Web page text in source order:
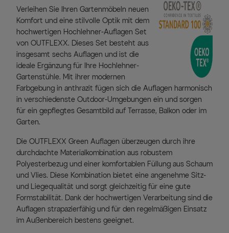
Verleihen Sie Ihren Gartenmöbeln neuen
Komfort und eine stilvolle Optik mit dem
hochwertigen Hochlehner-Auflagen Set
von OUTFLEXX. Dieses Set besteht aus
insgesamt sechs Auflagen und ist die
ideale Ergänzung für Ihre Hochlehner-
Gartenstühle. Mit ihrer modernen
Farbgebung in anthrazit fügen sich die Auflagen harmonisch
in verschiedenste Outdoor-Umgebungen ein und sorgen
für ein gepflegtes Gesamtbild auf Terrasse, Balkon oder im
Garten.
Die OUTFLEXX Green Auflagen überzeugen durch ihre
durchdachte Materialkombination aus robustem
Polyesterbezug und einer komfortablen Füllung aus Schaum
und Vlies. Diese Kombination bietet eine angenehme Sitz-
und Liegequalität und sorgt gleichzeitig für eine gute
Formstabilität. Dank der hochwertigen Verarbeitung sind die
Auflagen strapazierfähig und für den regelmäßigen Einsatz
im Außenbereich bestens geeignet.